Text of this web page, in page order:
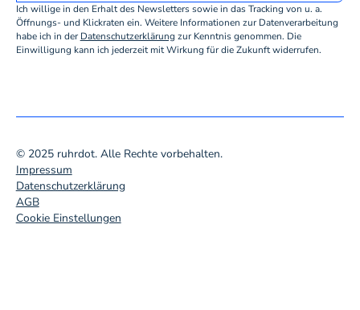
Ich willige in den Erhalt des Newsletters sowie in das Tracking von u. a.
Öffnungs- und Klickraten ein. Weitere Informationen zur Datenverarbeitung
habe ich in derDatenschutzerklärung zur Kenntnis genommen. Die
Einwilligung kann ich jederzeit mit Wirkung für die Zukunft widerrufen.
© 2025 ruhrdot. Alle Rechte vorbehalten.
Impressum
Datenschutzerklärung
AGB
Cookie Einstellungen